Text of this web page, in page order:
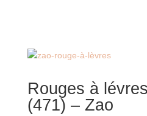
Rouges à
(471) – Zao